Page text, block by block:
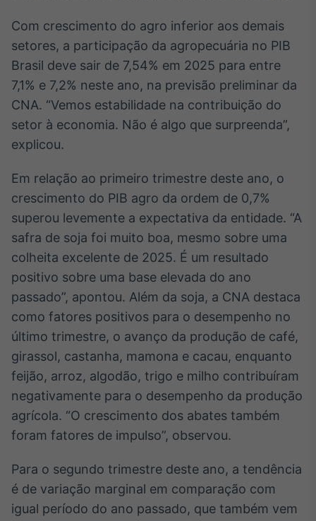
Radar
Monitoramento
notícias e
conteúdos
Fundos
analisar fundos
no Brasil
IA
Em breve
Em breve
Gestão de
Em breve
Com crescimento do agro inferior aos demais
setores, a participação da agropecuária no PIB
Brasil deve sair de 7,54% em 2025 para entre
7,1% e 7,2% neste ano, na previsão preliminar da
CNA. “Vemos estabilidade na contribuição do
setor à economia. Não é algo que surpreenda”,
explicou.
Em relação ao primeiro trimestre deste ano, o
crescimento do PIB agro da ordem de 0,7%
superou levemente a expectativa da entidade. “A
safra de soja foi muito boa, mesmo sobre uma
colheita excelente de 2025. É um resultado
positivo sobre uma base elevada do ano
passado”, apontou. Além da soja, a CNA destaca
como fatores positivos para o desempenho no
último trimestre, o avanço da produção de café,
girassol, castanha, mamona e cacau, enquanto
feijão, arroz, algodão, trigo e milho contribuíram
negativamente para o desempenho da produção
agrícola. “O crescimento dos abates também
foram fatores de impulso”, observou.
Para o segundo trimestre deste ano, a tendência
é de variação marginal em comparação com
igual período do ano passado, que também vem